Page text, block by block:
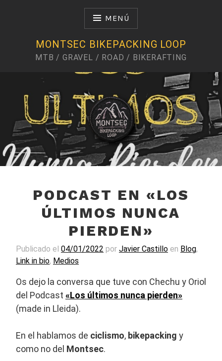
MENÚ
MONTSEC BIKEPACKING LOOP
MTB / GRAVEL / ROAD / BIKERAFTING
Te voy a llevar a un sitio que te va a gustar
PODCAST EN «LOS
ÚLTIMOS NUNCA
PIERDEN»
Publicado el 04/01/2022 por Javier Castillo en Blog,
Link in bio, Medios
Os dejo la conversa que tuve con Chechu y Oriol
del Podcast «Los últimos nunca pierden»
(made in Lleida).
En el hablamos de ciclismo, bikepacking y
como no del Montsec.